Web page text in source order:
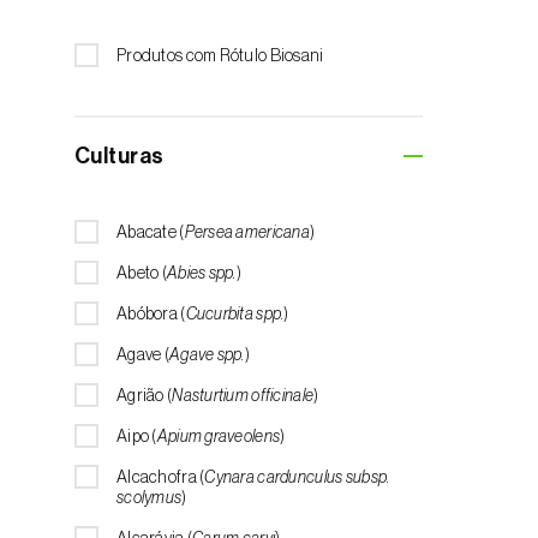
Produtos com Rótulo Biosani
Culturas
Abacate (Persea americana)
Abeto (Abies spp. )
Abóbora (Cucurbita spp. )
Agave (Agave spp. )
Agrião (Nasturtium officinale)
Aipo (Apium graveolens)
Alcachofra (Cynara cardunculus subsp.
scolymus)